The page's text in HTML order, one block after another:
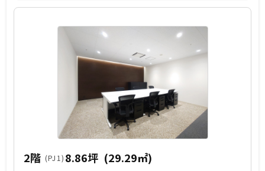
2階 (PJ1) 8.86坪 (29.29㎡)